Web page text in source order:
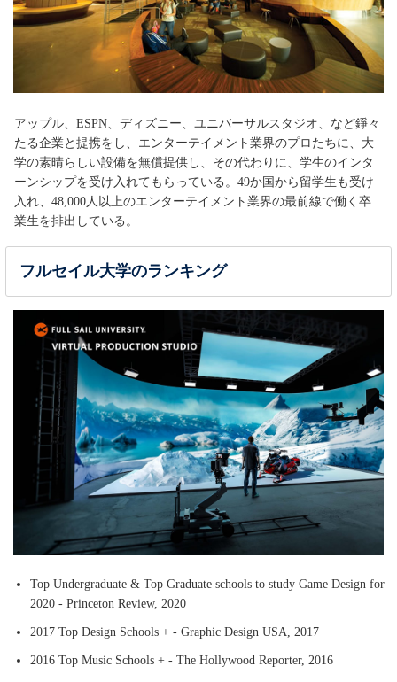
University of Tasmania※
【University】タスマニア州
○ ○
University of Western Australia ※
【University】西オーストラリア州
○
Western Sydney University※
【University】ニューサウスウェールズ州
× 〇
【University】北島
〇
Lincoln University 〇 〇
University of Auckland ※
【University】北島
〇 〇
University of Otago
【University】南島
〇 〇
【University】クアラルンプール
HELP University
【University】クアラルンプール
Monash University Malaysia
【University】クアラルンプール近郊
Sunway University
【University】クアラルンプール近郊
〇 〇
Taylor's University
【University】クアラルンプール近郊
〇
Universiti Teknologi PETRONAS
【University】クアラルンプール近郊
〇 〇
James Cook University Singapore
【University】シンガポール
〇
〇
テキサス州立大学付属オンライン英語コース
【大学付属英語コース】オンライン
〇 〇
アップル、ESPN、ディズニー、ユニバーサルスタジオ、など錚々
たる企業と提携をし、エンターテイメント業界のプロたちに、大
学の素晴らしい設備を無償提供し、その代わりに、学生のインタ
ーンシップを受け入れてもらっている。49か国から留学生も受け
入れ、48,000人以上のエンターテイメント業界の最前線で働く卒
業生を排出している。
フルセイル大学のランキング
Top Undergraduate & Top Graduate schools to study Game Design for
2020 - Princeton Review, 2020
2017 Top Design Schools + - Graphic Design USA, 2017
2016 Top Music Schools + - The Hollywood Reporter, 2016